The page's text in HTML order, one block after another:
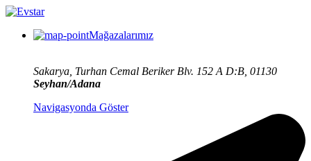
Mağazalarımız
Sakarya, Turhan Cemal Beriker Blv. 152 A D:B, 01130
Seyhan/Adana
Navigasyonda Göster